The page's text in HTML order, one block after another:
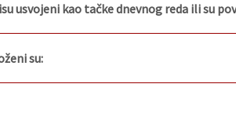
usvojeni kao tačke dnevnog reda ili su
su: